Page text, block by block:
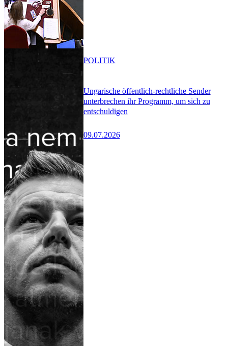
Ungarische öffentlich-rechtliche Sender
unterbrechen ihr Programm, um sich zu
entschuldigen
09.07.2026
POLITIK